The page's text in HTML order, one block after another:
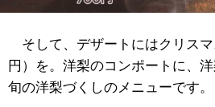
そして、デザートにはクリス
円）を。洋梨のコンポートに、
旬の洋梨づくしのメニューです。